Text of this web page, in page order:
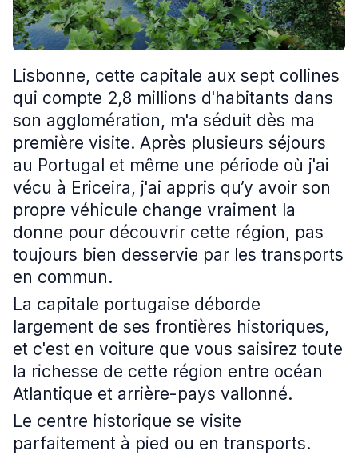
Lisbonne, cette capitale aux sept collines
qui compte 2,8 millions d'habitants dans
son agglomération, m'a séduit dès ma
première visite. Après plusieurs séjours
au Portugal et même une période où j'ai
vécu à Ericeira, j'ai appris qu’y avoir son
propre véhicule change vraiment la
donne pour découvrir cette région, pas
toujours bien desservie par les transports
en commun.
La capitale portugaise déborde
largement de ses frontières historiques,
et c'est en voiture que vous saisirez toute
la richesse de cette région entre océan
Atlantique et arrière-pays vallonné.
Le centre historique se visite
parfaitement à pied ou en transports.